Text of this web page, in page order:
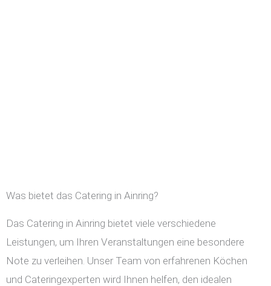
Was bietet das Catering in Ainring?
Das Catering in Ainring bietet viele verschiedene
Leistungen, um Ihren Veranstaltungen eine besondere
Note zu verleihen. Unser Team von erfahrenen Köchen
und Cateringexperten wird Ihnen helfen, den idealen